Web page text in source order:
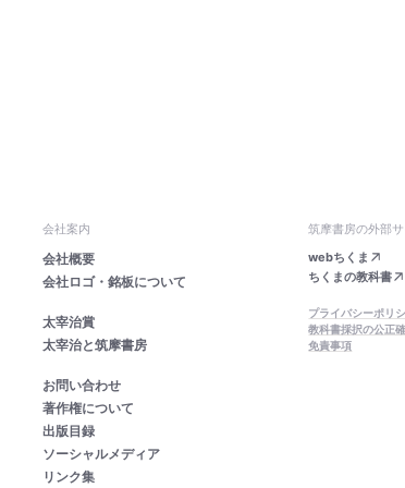
会社案内
会社概要
会社ロゴ・銘板について
太宰治賞
太宰治と筑摩書房
お問い合わせ
著作権について
出版目録
ソーシャルメディア
リンク集
筑摩書房の外部サ
webちくま
ちくまの教科書
プライバシーポリ
教科書採択の公正
免責事項